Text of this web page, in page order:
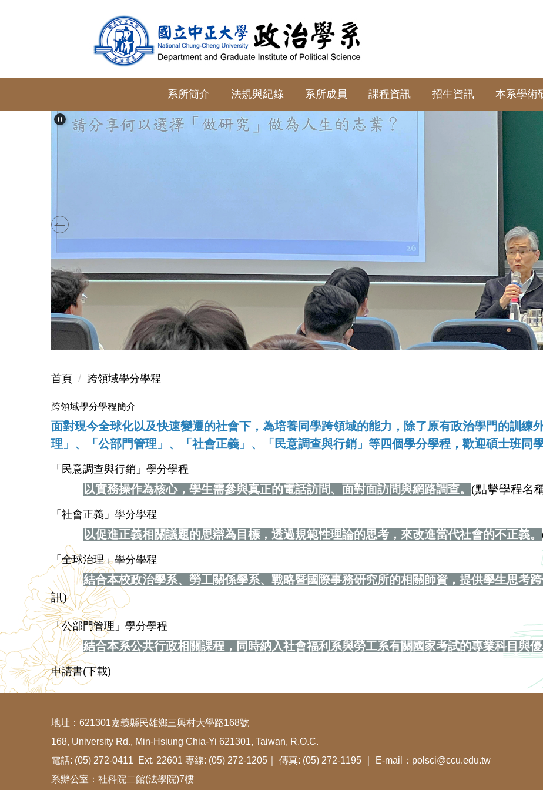
系所簡介 法規與紀錄 系所成員 課程資訊 招生資訊 本系學術
大師對談
首頁 跨領域學分學程
跨領域學分學程簡介
面對現今全球化以及快速變遷的社會下，為培養同學跨領域的能力，除了原有政治學門的訓練
理」、「公部門管理」、「社會正義」、「民意調查與行銷」等四個學分學程，歡迎碩士班同
「民意調查與行銷」學分學程
以實務操作為核心，學生需參與真正的電話訪問、面對面訪問與網路調查。 (點擊學程名
「社會正義」學分學程
以促進正義相關議題的思辯為目標 ， 透過規範性理論的思考，來改進當代社會的不正義。
「全球治理」學分學程
結合本校政治學系、勞工關係學系、戰略暨國際事務研究所的相關師資，提供學生思考
訊)
「公部門管理」學分學程
結合本系公共行政相關課程，同時納入社會福利系與勞工系有關國家考試的專業科目與
申請書(下載)
地址：621301嘉義縣民雄鄉三興村大學路168號
168, University Rd., Min-Hsiung Chia-Yi 621301, Taiwan, R.O.C.
電話: (05) 272-0411 Ext. 22601 專線: (05) 272-1205｜ 傳真: (05) 272-1195 ｜ E-mail：polsci@ccu.edu.tw
系辦公室：社科院二館(法學院)7樓